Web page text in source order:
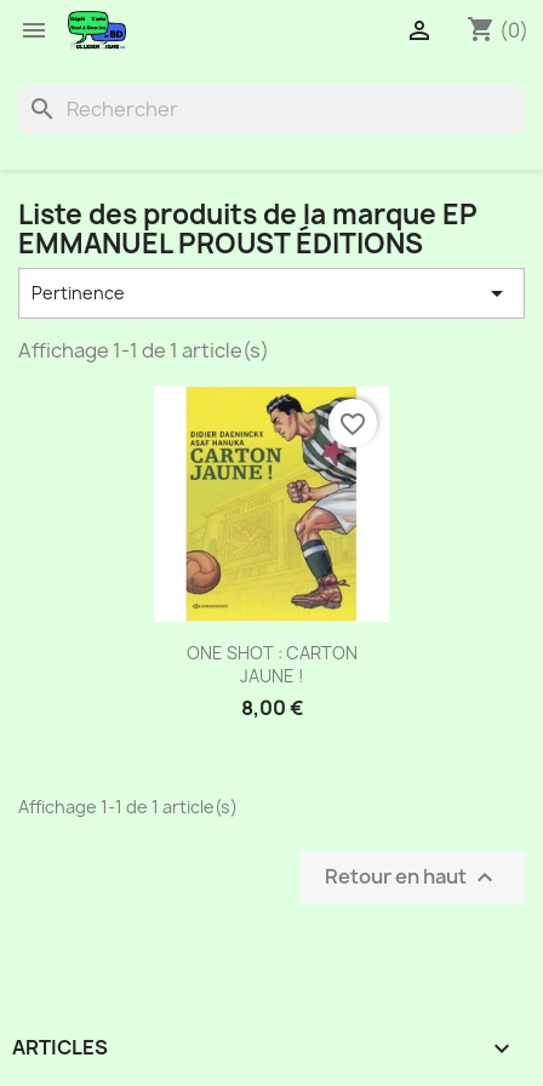
 shopping_cart (0)

search
Liste des produits de la marque EP
EMMANUEL PROUST ÉDITIONS
Pertinence 
Affichage 1-1 de 1 article(s)
Aperçu rapide
ONE SHOT : CARTON
JAUNE !
8,00 €
favorite_border
Affichage 1-1 de 1 article(s)
Retour en haut 
ARTICLES 